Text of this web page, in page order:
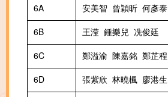
6A
安美智 曾穎昕 何彥泰
6B
王滢 鍾樂兒 冼俊廷
6C
鄭溢渝 陳嘉銘 鄭芷程
6D
張紫欣 林曉楓 廖港生